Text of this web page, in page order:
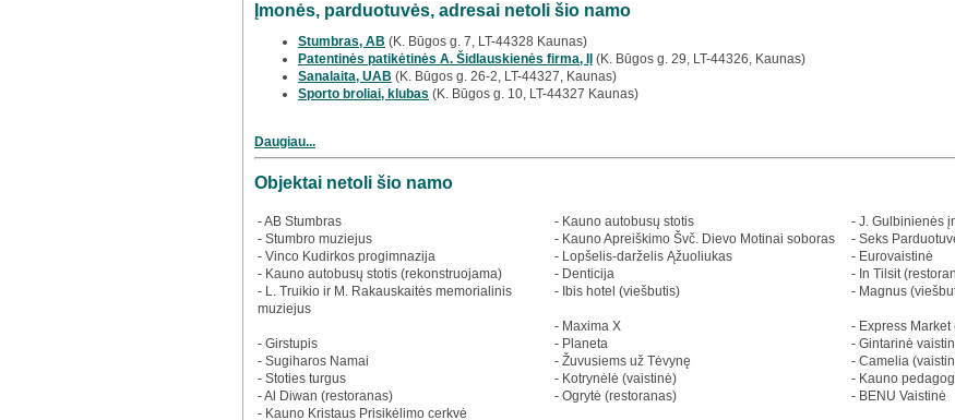
Įmonės, parduotuvės, adresai netoli šio namo
Stumbras, AB (K. Būgos g. 7, LT-44328 Kaunas)
Patentinės patikėtinės A. Šidlauskienės firma, IĮ
(K. Būgos g. 29, LT-44326, Kaunas)
Sanalaita, UAB (K. Būgos g. 26-2, LT-44327, Kaunas)
Sporto broliai, klubas (K. Būgos g. 10, LT-44327 Kaunas)
Daugiau...
Objektai netoli šio namo
- AB Stumbras
- Stumbro muziejus
- Vinco Kudirkos progimnazija
- Kauno autobusų stotis (rekonstruojama)
- L. Truikio ir M. Rakauskaitės memorialinis
muziejus
- Girstupis
- Sugiharos Namai
- Stoties turgus
- Al Diwan (restoranas)
- Kauno Kristaus Prisikėlimo cerkvė
- Kauno autobusų stotis
- Kauno Apreiškimo Švč. Dievo Motinai soboras
- Lopšelis-darželis Ąžuoliukas
- Denticija
- Ibis hotel (viešbutis)
- Maxima X
- Planeta
- Žuvusiems už Tėvynę
- Kotrynėlė (vaistinė)
- Ogrytė (restoranas)
- J. Gulbinienės
- Seks
- Eurovaistinė
- In Tilsit
- Magnus
- Express
- Gintarinė
- Camelia
- Kauno
- BENU Vaistinė